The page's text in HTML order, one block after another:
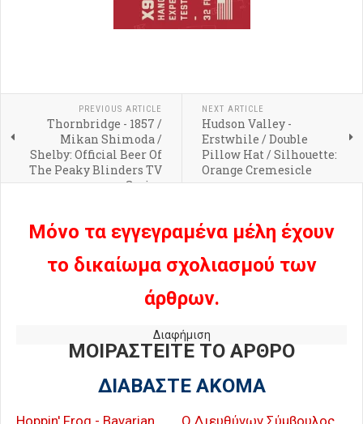
PREVIOUS ARTICLE
Thornbridge - 1857 /
Mikan Shimoda /
Shelby: Official Beer Of
The Peaky Blinders TV
Series
NEXT ARTICLE
Hudson Valley -
Erstwhile / Double
Pillow Hat / Silhouette:
Orange Cremesicle
Μόνο τα εγγεγραμένα μέλη έχουν
το δικαίωμα σχολιασμού των
άρθρων.
Διαφήμιση
ΜΟΙΡΑΣΤΕΙΤΕ ΤΟ ΑΡΘΡΟ
ΔΙΑΒΑΣΤΕ ΑΚΟΜΑ